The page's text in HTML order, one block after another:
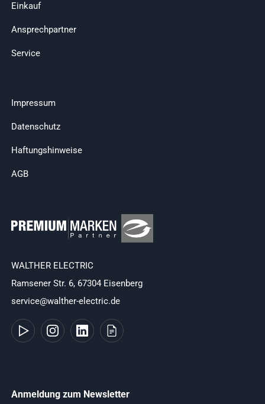
Einkauf
Ansprechpartner
Service
Impressum
Datenschutz
Haftungshinweise
AGB
WALTHER ELECTRIC
Ramsener Str. 6, 67304 Eisenberg
service@walther-electric.de
Anmeldung zum Newsletter